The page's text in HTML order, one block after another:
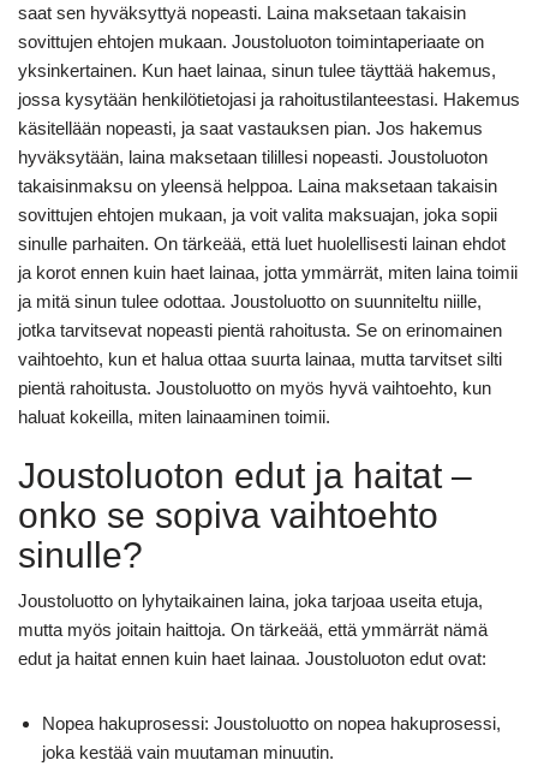
saat sen hyväksyttyä nopeasti. Laina maksetaan takaisin
sovittujen ehtojen mukaan. Joustoluoton toimintaperiaate on
yksinkertainen. Kun haet lainaa, sinun tulee täyttää hakemus,
jossa kysytään henkilötietojasi ja rahoitustilanteestasi. Hakemus
käsitellään nopeasti, ja saat vastauksen pian. Jos hakemus
hyväksytään, laina maksetaan tilillesi nopeasti. Joustoluoton
takaisinmaksu on yleensä helppoa. Laina maksetaan takaisin
sovittujen ehtojen mukaan, ja voit valita maksuajan, joka sopii
sinulle parhaiten. On tärkeää, että luet huolellisesti lainan ehdot
ja korot ennen kuin haet lainaa, jotta ymmärrät, miten laina toimii
ja mitä sinun tulee odottaa. Joustoluotto on suunniteltu niille,
jotka tarvitsevat nopeasti pientä rahoitusta. Se on erinomainen
vaihtoehto, kun et halua ottaa suurta lainaa, mutta tarvitset silti
pientä rahoitusta. Joustoluotto on myös hyvä vaihtoehto, kun
haluat kokeilla, miten lainaaminen toimii.
Joustoluoton edut ja haitat –
onko se sopiva vaihtoehto
sinulle?
Joustoluotto on lyhytaikainen laina, joka tarjoaa useita etuja,
mutta myös joitain haittoja. On tärkeää, että ymmärrät nämä
edut ja haitat ennen kuin haet lainaa. Joustoluoton edut ovat:
Nopea hakuprosessi: Joustoluotto on nopea hakuprosessi,
joka kestää vain muutaman minuutin.